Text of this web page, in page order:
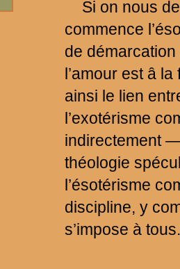
Si on nous
commence
de
l’amour est â
ainsi le lien
l’exotérisme
indirectement
théologie
l’ésotérisme
discipline, y
s’impose à tous.